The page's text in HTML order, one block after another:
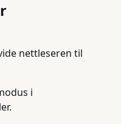
nettleseren til
i